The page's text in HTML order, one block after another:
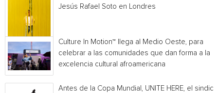
Jesús Rafael Soto en Londres
Culture In Motion™ llega al Medio Oeste, para
celebrar a las comunidades que dan forma a la
excelencia cultural afroamericana
Antes de la Copa Mundial, UNITE HERE, el